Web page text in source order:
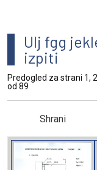
Ulj fgg
izpiti
Predogled za strani 1,
od 89
Shrani